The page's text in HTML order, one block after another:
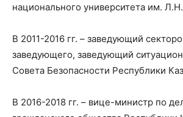
национального университета им.
В 2011-2016 гг. – заведующий
заведующего, заведующий
Совета Безопасности Республики
В 2016-2018 гг. – вице-министр по